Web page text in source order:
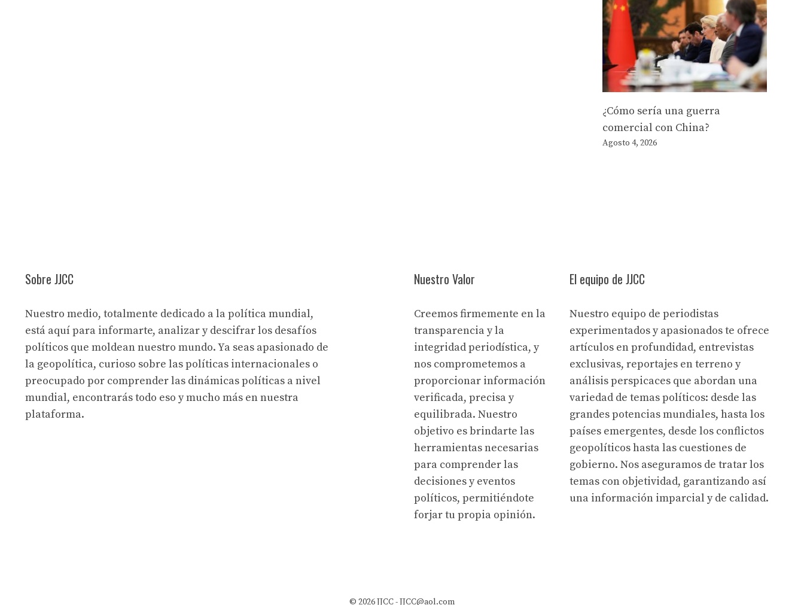
¿Cómo sería una guerra
comercial con China?
Agosto 4, 2026
Sobre JJCC
Nuestro medio, totalmente dedicado a la política mundial,
está aquí para informarte, analizar y descifrar los desafíos
políticos que moldean nuestro mundo. Ya seas apasionado de
la geopolítica, curioso sobre las políticas internacionales o
preocupado por comprender las dinámicas políticas a nivel
mundial, encontrarás todo eso y mucho más en nuestra
plataforma.
Nuestro Valor
Creemos firmemente en la
transparencia y la
integridad periodística, y
nos comprometemos a
proporcionar información
verificada, precisa y
equilibrada. Nuestro
objetivo es brindarte las
herramientas necesarias
para comprender las
decisiones y eventos
políticos, permitiéndote
forjar tu propia opinión.
El equipo de JJCC
Nuestro equipo de periodistas
experimentados y apasionados te ofrece
artículos en profundidad, entrevistas
exclusivas, reportajes en terreno y
análisis perspicaces que abordan una
variedad de temas políticos: desde las
grandes potencias mundiales, hasta los
países emergentes, desde los conflictos
geopolíticos hasta las cuestiones de
gobierno. Nos aseguramos de tratar los
temas con objetividad, garantizando así
una información imparcial y de calidad.
© 2026 JJCC -JJCC@aol.com